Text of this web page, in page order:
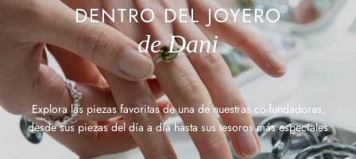
DENTRO DEL JOYERO
de Dani
Explora las piezas favoritas de una de nuestras co-fundadoras,
desde sus piezas del día a día hasta sus tesoros más especiales